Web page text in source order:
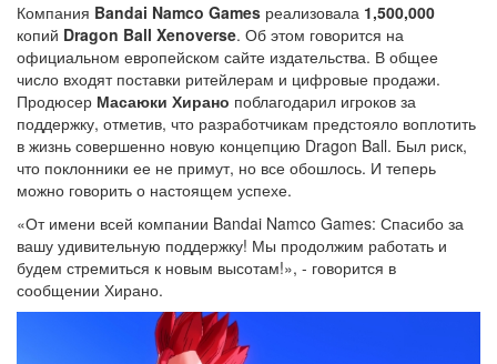
Компания Bandai Namco Games реализовала 1,500,000
копий Dragon Ball Xenoverse. Об этом говорится на
официальном европейском сайте издательства. В общее
число входят поставки ритейлерам и цифровые продажи.
Продюсер Масаюки Хирано поблагодарил игроков за
поддержку, отметив, что разработчикам предстояло воплотить
в жизнь совершенно новую концепцию Dragon Ball. Был риск,
что поклонники ее не примут, но все обошлось. И теперь
можно говорить о настоящем успехе.
«От имени всей компании Bandai Namco Games: Спасибо за
вашу удивительную поддержку! Мы продолжим работать и
будем стремиться к новым высотам!», - говорится в
сообщении Хирано.